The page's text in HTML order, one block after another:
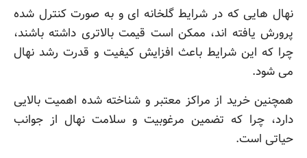
نهال هایی که در شرایط گلخانه ای و به صورت کنترل شده
پرورش یافته اند، ممکن است قیمت بالاتری داشته باشند،
چرا که این شرایط باعث افزایش کیفیت و قدرت رشد نهال
می شود.
همچنین خرید از مراکز معتبر و شناخته شده اهمیت بالایی
دارد، چرا که تضمین مرغوبیت و سلامت نهال از جوانب
حیاتی است.